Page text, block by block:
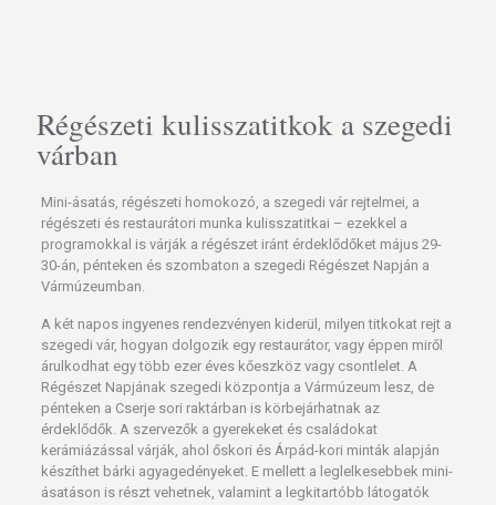
Régészeti kulisszatitkok a szegedi
várban
Mini-ásatás, régészeti homokozó, a szegedi vár rejtelmei, a
régészeti és restaurátori munka kulisszatitkai – ezekkel a
programokkal is várják a régészet iránt érdeklődőket május 29-
30-án, pénteken és szombaton a szegedi Régészet Napján a
Vármúzeumban.
A két napos ingyenes rendezvényen kiderül, milyen titkokat rejt a
szegedi vár, hogyan dolgozik egy restaurátor, vagy éppen miről
árulkodhat egy több ezer éves kőeszköz vagy csontlelet. A
Régészet Napjának szegedi központja a Vármúzeum lesz, de
pénteken a Cserje sori raktárban is körbejárhatnak az
érdeklődők. A szervezők a gyerekeket és családokat
kerámiázással várják, ahol őskori és Árpád-kori minták alapján
készíthet bárki agyagedényeket. E mellett a leglelkesebbek mini-
ásatáson is részt vehetnek, valamint a legkitartóbb látogatók